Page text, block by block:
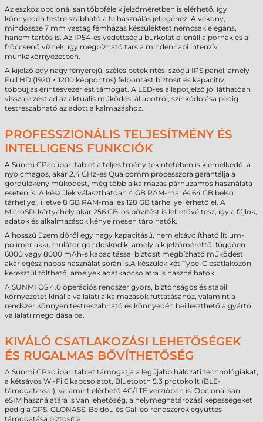
Az eszköz opcionálisan többféle kijelzőméretben is elérhető, így
könnyedén testre szabható a felhasználás jellegéhez. A vékony,
mindössze 7 mm vastag fémházas készüléktest nemcsak elegáns,
hanem tartós is. Az IP54-es védettségű burkolat ellenáll a pornak és a
fröccsenő víznek, így megbízható társ a mindennapi intenzív
munkakörnyezetben.
A kijelző egy nagy fényerejű, széles betekintési szögű IPS panel, amely
Full HD (1920 × 1200 képpontos) felbontást biztosít és kapacitív,
többujjas érintésvezérlést támogat. A LED-es állapotjelző jól láthatóan
visszajelzést ad az aktuális működési állapotról, színkódolása pedig
testreszabható az adott alkalmazáshoz.
PROFESSZIONÁLIS TELJESÍTMÉNY ÉS
INTELLIGENS FUNKCIÓK
A Sunmi CPad ipari tablet a teljesítmény tekintetében is kiemelkedő, a
nyolcmagos, akár 2,4 GHz-es Qualcomm processzora garantálja a
gördülékeny működést, még több alkalmazás párhuzamos használata
esetén is. A készülék választhatóan 4 GB RAM-mal és 64 GB belső
tárhellyel, illetve 8 GB RAM-mal és 128 GB tárhellyel érhető el. A
MicroSD-kártyahely akár 256 GB-os bővítést is lehetővé tesz, így a fájlok,
adatok és alkalmazások kényelmesen tárolhatók.
A hosszú üzemidőről egy nagy kapacitású, nem eltávolítható lítium-
polimer akkumulátor gondoskodik, amely a kijelzőmérettől függően
6000 vagy 8000 mAh-s kapacitással biztosít megbízható működést
akár egész napos használat során is.A készülék két Type-C csatlakozón
keresztül tölthető, amelyek adatkapcsolatra is használhatók.
A SUNMI OS 4.0 operációs rendszer gyors, biztonságos és stabil
környezetet kínál a vállalati alkalmazások futtatásához, valamint a
rendszer könnyen testreszabható és könnyedén beilleszthető a gyártó
vállalati megoldásaiba.
KIVÁLÓ CSATLAKOZÁSI LEHETŐSÉGEK
ÉS RUGALMAS BŐVÍTHETŐSÉG
A Sunmi CPad ipari tablet támogatja a legújabb hálózati technológiákat,
a kétsávos Wi-Fi 6 kapcsolatot, Bluetooth 5.3 protokollt (BLE-
támogatással), valamint elérhető 4G/LTE verzióban is. Opcionálisan
eSIM használatára is van lehetőség, a helymeghatározási képességeket
pedig a GPS, GLONASS, Beidou és Galileo rendszerek együttes
támogatása biztosítja.